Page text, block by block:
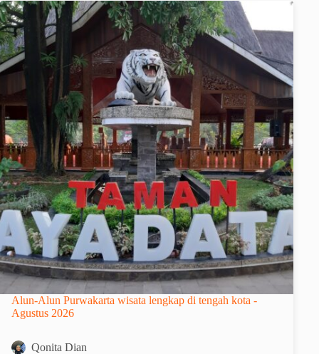
Alun-Alun Purwakarta wisata lengkap di tengah kota -
Agustus 2026
Qonita Dian